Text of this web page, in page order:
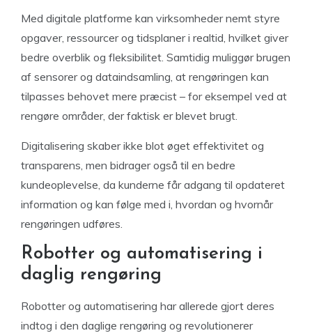
Med digitale platforme kan virksomheder nemt styre
opgaver, ressourcer og tidsplaner i realtid, hvilket giver
bedre overblik og fleksibilitet. Samtidig muliggør brugen
af sensorer og dataindsamling, at rengøringen kan
tilpasses behovet mere præcist – for eksempel ved at
rengøre områder, der faktisk er blevet brugt.
Digitalisering skaber ikke blot øget effektivitet og
transparens, men bidrager også til en bedre
kundeoplevelse, da kunderne får adgang til opdateret
information og kan følge med i, hvordan og hvornår
rengøringen udføres.
Robotter og automatisering i
daglig rengøring
Robotter og automatisering har allerede gjort deres
indtog i den daglige rengøring og revolutionerer